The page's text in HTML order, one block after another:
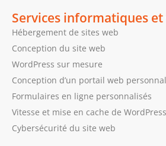
Services informatiques et
Hébergement de sites web
Conception du site web
WordPress sur mesure
Conception d’un portail web
Formulaires en ligne personnalisés
Vitesse et mise en cache de WordPress
Cybersécurité du site web